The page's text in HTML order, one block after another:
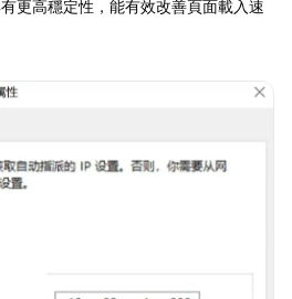
更高穩定性，能有效改善頁面載入速